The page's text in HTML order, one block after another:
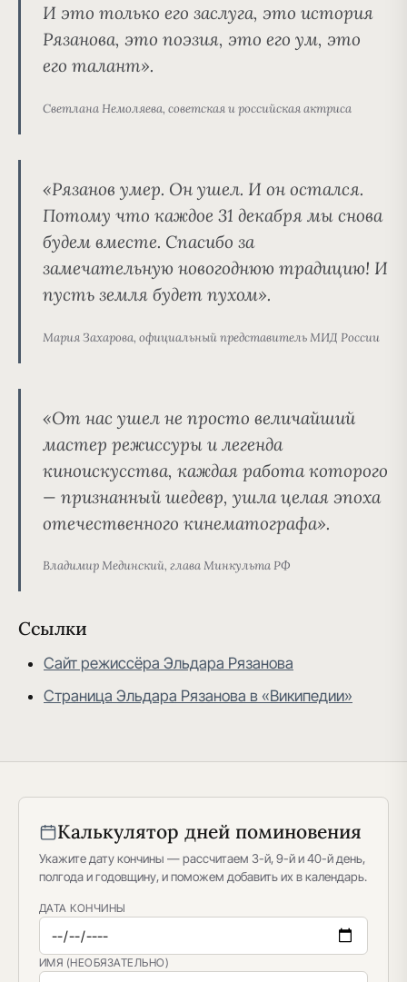
И это только его заслуга, это история
Рязанова, это поэзия, это его ум, это
его талант».
Светлана Немоляева, советская и российская актриса
«Рязанов умер. Он ушел. И он остался.
Потому что каждое 31 декабря мы снова
будем вместе. Спасибо за
замечательную новогоднюю традицию! И
пусть земля будет пухом».
Мария Захарова, официальный представитель МИД России
«От нас ушел не просто величайший
мастер режиссуры и легенда
киноискусства, каждая работа которого
— признанный шедевр, ушла целая эпоха
отечественного кинематографа».
Владимир Мединский, глава Минкульта РФ
Ссылки
Сайт режиссёра Эльдара Рязанова
Страница Эльдара Рязанова в «Википедии»
Калькулятор дней поминовения
Укажите дату кончины — рассчитаем 3-й, 9-й и 40-й день,
полгода и годовщину, и поможем добавить их в календарь.
ДАТА КОНЧИНЫ
ИМЯ (НЕОБЯЗАТЕЛЬНО)